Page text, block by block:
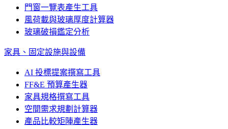
門窗一覽表產生工具
風荷載與玻璃厚度計算器
玻璃破損鑑定分析
家具、固定設施與設備
AI 投標提案撰寫工具
FF&E 預算產生器
家具規格撰寫工具
空間需求規劃計算器
產品比較矩陣產生器